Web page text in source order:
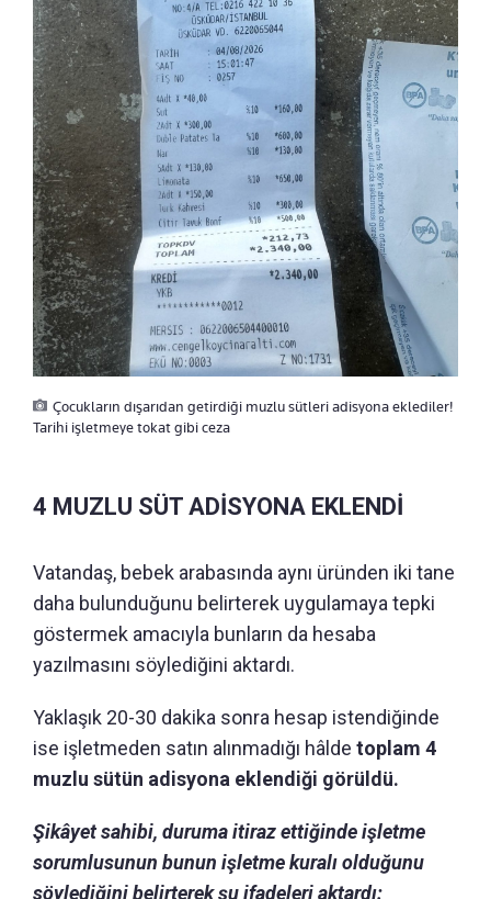
Çocukların dışarıdan getirdiği muzlu sütleri adisyona eklediler!
Tarihi işletmeye tokat gibi ceza
4 MUZLU SÜT ADİSYONA EKLENDİ
Vatandaş, bebek arabasında aynı üründen iki tane
daha bulunduğunu belirterek uygulamaya tepki
göstermek amacıyla bunların da hesaba
yazılmasını söylediğini aktardı.
Yaklaşık 20-30 dakika sonra hesap istendiğinde
ise işletmeden satın alınmadığı hâlde toplam 4
muzlu sütün adisyona eklendiği görüldü.
Şikâyet sahibi, duruma itiraz ettiğinde işletme
sorumlusunun bunun işletme kuralı olduğunu
söylediğini belirterek şu ifadeleri aktardı: